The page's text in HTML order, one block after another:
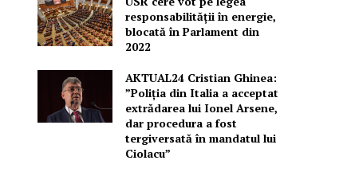
responsabilității în energie,
blocată în Parlament din
2022
AKTUAL24 Cristian Ghinea:
”Poliția din Italia a acceptat
extrădarea lui Ionel Arsene,
dar procedura a fost
tergiversată în mandatul lui
Ciolacu”